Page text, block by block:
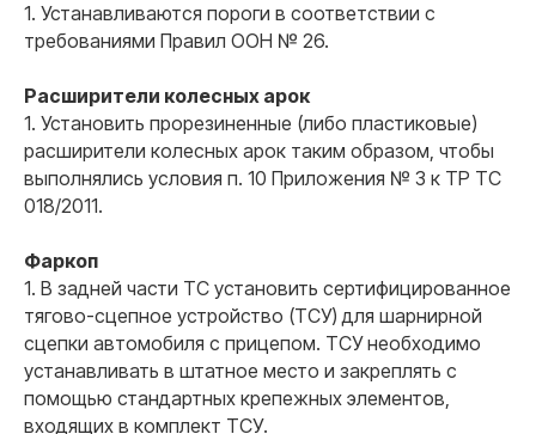
1. Устанавливаются пороги в соответствии с
требованиями Правил ООН № 26.
Расширители колесных арок
1. Установить прорезиненные (либо пластиковые)
расширители колесных арок таким образом, чтобы
выполнялись условия п. 10 Приложения № 3 к ТР ТС
018/2011.
Фаркоп
1. В задней части ТС установить сертифицированное
тягово-сцепное устройство (ТСУ) для шарнирной
сцепки автомобиля с прицепом. ТСУ необходимо
устанавливать в штатное место и закреплять с
помощью стандартных крепежных элементов,
входящих в комплект ТСУ.
Оформляем даже самые
сложные переоборудования
02
Помогаем там, где другие отказывают. Работаем
«ПОД КЛЮЧ» по всей России. Взаимодействие с
Технадзором ГИБДД берем на себя.
03